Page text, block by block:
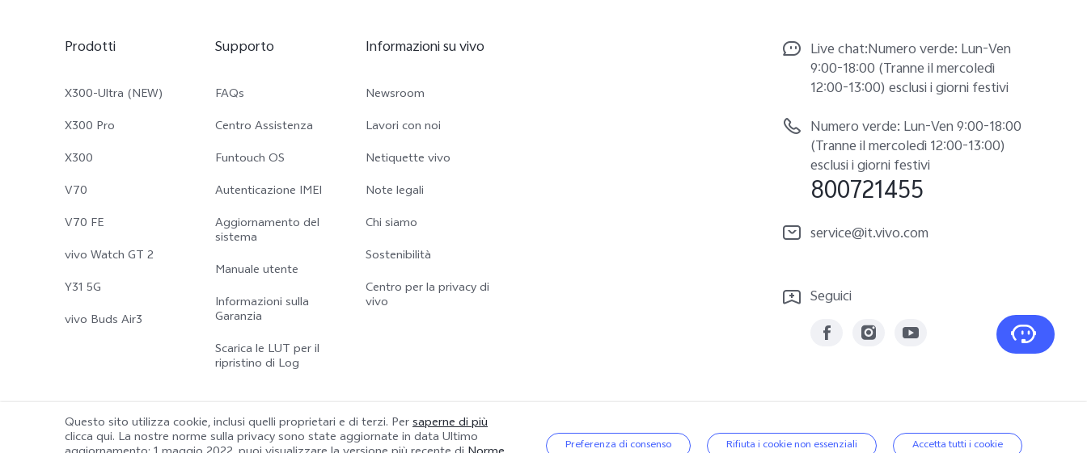
Prodotti
X300-Ultra (NEW)
X300 Pro
X300
V70
V70 FE
vivo Watch GT 2
Y31 5G
vivo Buds Air3
Supporto
FAQs
Centro Assistenza
Funtouch OS
Autenticazione IMEI
Aggiornamento del
sistema
Manuale utente
Informazioni sulla
Garanzia
Scarica le LUT per il
ripristino di Log
Informazioni su vivo
Newsroom
Lavori con noi
Netiquette vivo
Note legali
Chi siamo
Sostenibilità
Centro per la privacy di
vivo
Live chat:Numero verde: Lun-Ven
9:00-18:00 (Tranne il mercoledì
12:00-13:00) esclusi i giorni festivi
Numero verde: Lun-Ven 9:00-18:00
(Tranne il mercoledì 12:00-13:00)
esclusi i giorni festivi
800721455
service@it.vivo.com
Seguici
© 2026 vivo Mobile Communication Co., Ltd. Tutti i diritti riservati. | Politica sulla riservatezza Gestione dei Cookie | Supporto per la privacy Politica sui dati |
Italia | Seleziona paese/regione
Questo sito utilizza cookie, inclusi quelli proprietari e di terzi. Persaperne di più
clicca qui. La nostre norme sulla privacy sono state aggiornate in data Ultimo Preferenza di consenso Rifiuta i cookie non essenziali Accetta tutti i cookie